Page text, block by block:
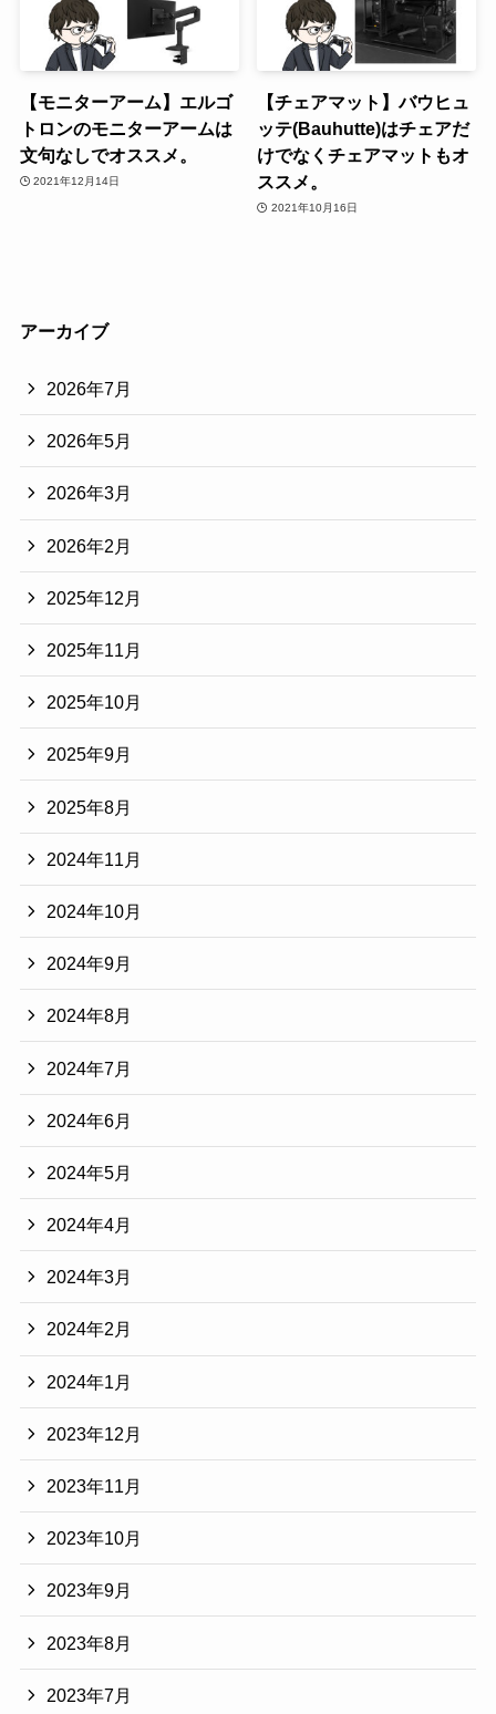
【モニターアーム】エルゴ
トロンのモニターアームは
文句なしでオススメ。
2021年12月14日
【チェアマット】バウヒュ
ッテ(Bauhutte)はチェアだ
けでなくチェアマットもオ
ススメ。
2021年10月16日
アーカイブ
2026年7月
2026年5月
2026年3月
2026年2月
2025年12月
2025年11月
2025年10月
2025年9月
2025年8月
2024年11月
2024年10月
2024年9月
2024年8月
2024年7月
2024年6月
2024年5月
2024年4月
2024年3月
2024年2月
2024年1月
2023年12月
2023年11月
2023年10月
2023年9月
2023年8月
2023年7月